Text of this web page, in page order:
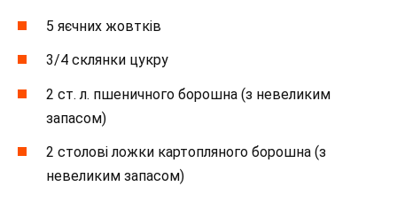
5 яєчних жовтків
3/4 склянки цукру
2 ст. л. пшеничного борошна (з невеликим
запасом)
2 столові ложки картопляного борошна (з
невеликим запасом)